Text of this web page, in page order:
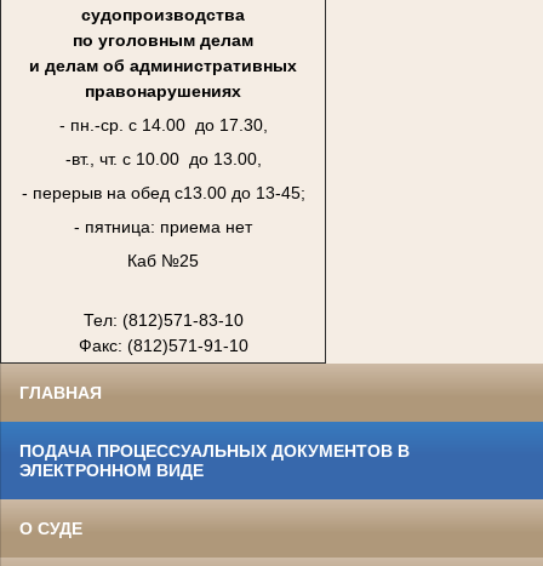
судопроизводства
по уголовным делам
и делам об административных
правонарушениях
- пн.-ср. с 14.00 до 17.30,
-вт., чт. с 10.00 до 13.00,
- перерыв на обед с13.00 до 13-45;
- пятница: приема нет
Каб №25
Тел: (812)571-83-10
Факс: (812)571-91-10
ГЛАВНАЯ
ПОДАЧА ПРОЦЕССУАЛЬНЫХ ДОКУМЕНТОВ В
ЭЛЕКТРОННОМ ВИДЕ
О СУДЕ